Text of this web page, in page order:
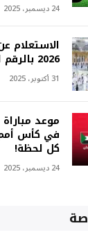
24 ديسمبر، 2025
الاستعلام
2026 بالرقم القومي
31 أكتوبر، 2025
موعد
في كأس أمم
كل لحظة!
24 ديسمبر، 2025